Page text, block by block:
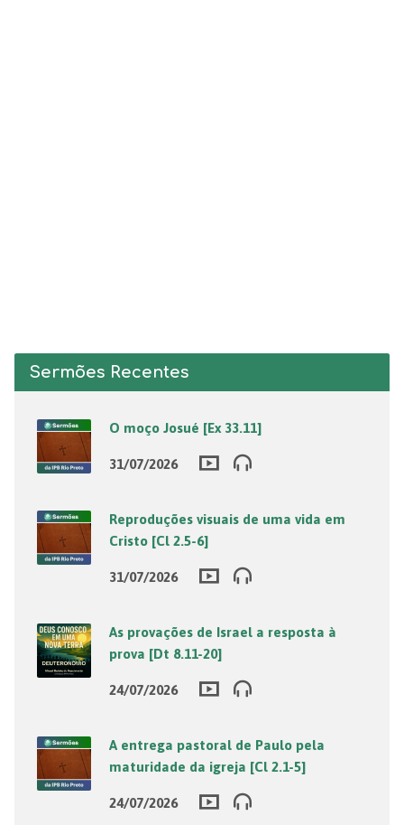
Sermões Recentes
O moço Josué [Ex 33.11]
31/07/2026
Reproduções visuais de uma vida em
Cristo [Cl 2.5-6]
31/07/2026
As provações de Israel a resposta à
prova [Dt 8.11-20]
24/07/2026
A entrega pastoral de Paulo pela
maturidade da igreja [Cl 2.1-5]
24/07/2026